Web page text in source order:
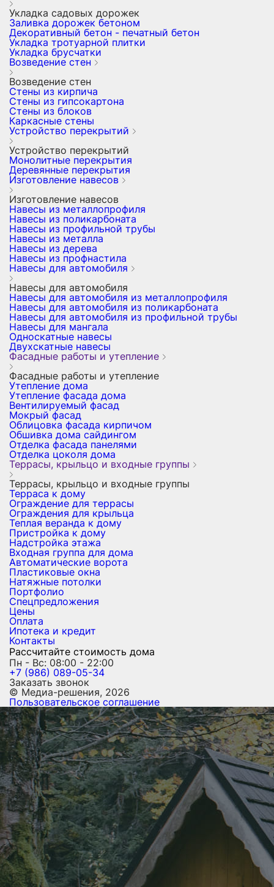
Укладка садовых дорожек
Заливка дорожек бетоном
Декоративный бетон - печатный бетон
Укладка тротуарной плитки
Укладка брусчатки
Возведение стен
Возведение стен
Стены из кирпича
Стены из гипсокартона
Стены из блоков
Каркасные стены
Устройство перекрытий
Устройство перекрытий
Монолитные перекрытия
Деревянные перекрытия
Изготовление навесов
Изготовление навесов
Навесы из металлопрофиля
Навесы из поликарбоната
Навесы из профильной трубы
Навесы из металла
Навесы из дерева
Навесы из профнастила
Навесы для автомобиля
Навесы для автомобиля
Навесы для автомобиля из металлопрофиля
Навесы для автомобиля из поликарбоната
Навесы для автомобиля из профильной трубы
Навесы для мангала
Односкатные навесы
Двухскатные навесы
Фасадные работы и утепление
Фасадные работы и утепление
Утепление дома
Утепление фасада дома
Вентилируемый фасад
Мокрый фасад
Облицовка фасада кирпичом
Обшивка дома сайдингом
Отделка фасада панелями
Отделка цоколя дома
Террасы, крыльцо и входные группы
Террасы, крыльцо и входные группы
Терраса к дому
Ограждение для террасы
Ограждения для крыльца
Теплая веранда к дому
Пристройка к дому
Надстройка этажа
Входная группа для дома
Автоматические ворота
Пластиковые окна
Натяжные потолки
Портфолио
Спецпредложения
Цены
Оплата
Ипотека и кредит
Контакты
Рассчитайте стоимость дома
Пн - Вс: 08:00 - 22:00
+7 (986) 089-05-34
Заказать звонок
© Медиа-решения, 2026
Пользовательское соглашение